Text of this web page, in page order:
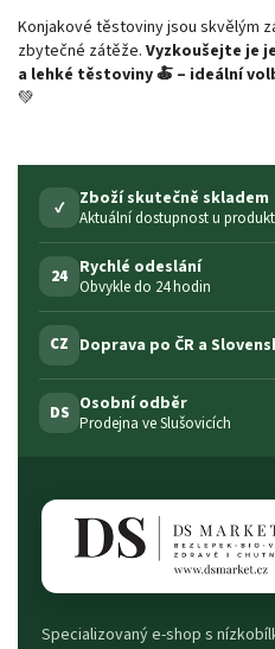
Konjakové těstoviny jsou skvělým
zbytečné zátěže. Vyzkoušejte je
a lehké těstoviny 🍝 – ideální
💚
✓ Zboží skutečně skladem
Aktuální dostupnost u
24 Rychlé odeslání
Obvykle do 24 hodin
CZ Doprava po ČR a
DS Osobní odběr
Prodejna ve Slušovicích
Specializovaný e-shop s